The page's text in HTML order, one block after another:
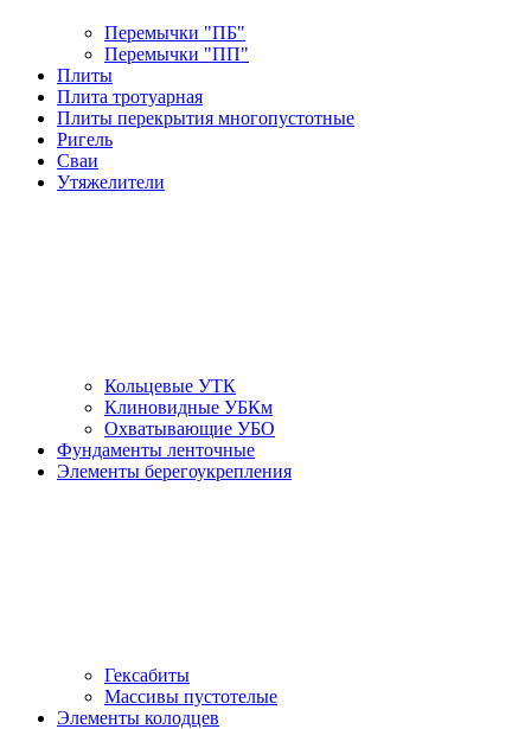
Перемычки "ПБ"
Перемычки "ПП"
Плиты
Плита тротуарная
Плиты перекрытия многопустотные
Ригель
Сваи
Утяжелители
Кольцевые УТК
Клиновидные УБКм
Охватывающие УБО
Фундаменты ленточные
Элементы берегоукрепления
Гексабиты
Массивы пустотелые
Элементы колодцев